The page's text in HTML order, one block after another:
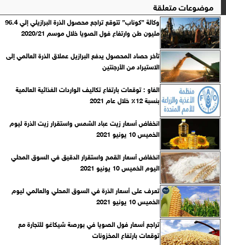
موضوعات متعلقة
وكالة ”كوناب” تتوقع تراجع محصول الذرة البرازيلي إلي 96.4
مليون طن وارتفاع فول الصويا خلال موسم 2020/21
تأخر حصاد المحصول يدفع البرازيل عملاق الذرة العالمي إلى
الاستيراد من الأرجنتين
الفاو : توقعات بارتفاع تكاليف الواردات الغذائية العالمية
بنسبة 12٪ خلال عام 2021
انخفاض أسعار زيت عباد الشمس واستقرار زيت الذرة ليوم
الخميس 10 يونيو 2021
انخفاض أسعار القمح واستقرار الدقيق في السوق المحلي
اليوم الخميس 10 يونيو 2021
تعرف على أسعار الذرة في السوق المحلي والعالمي ليوم
الخميس 10 يونيو 2021
تراجع أسعار فول الصويا في بورصة شيكاغو للتجارة مع
توقعات بارتفاع المخزونات